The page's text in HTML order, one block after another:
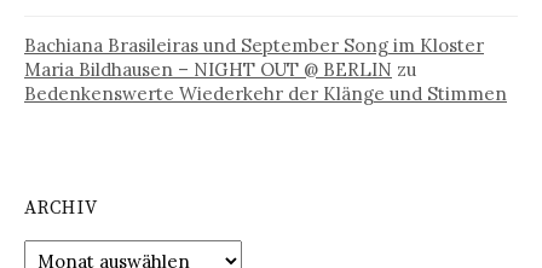
Bachiana Brasileiras und September Song im Kloster
Maria Bildhausen – NIGHT OUT @ BERLIN zu
Bedenkenswerte Wiederkehr der Klänge und Stimmen
ARCHIV
Archiv